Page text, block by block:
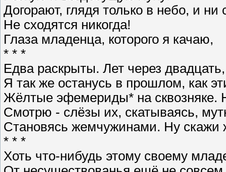
Догорают, глядя только в небо, и ни
Не сходятся никогда!
Глаза младенца, которого я качаю,
* * *
Едва раскрыты. Лет через
Я так же останусь в прошлом, как
Жёлтые эфемериды* на сквозняке.
Смотрю - слёзы их, скатываясь,
Становясь жемчужинами. Ну скажи
* * *
Хоть что-нибудь этому своему